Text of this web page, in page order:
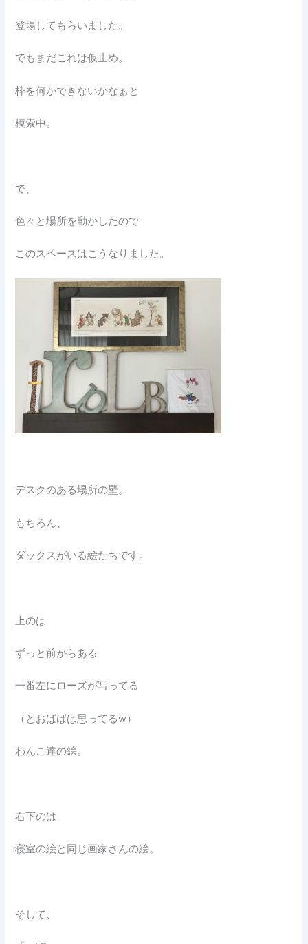
登場してもらいました。
でもまだこれは仮止め。
枠を何かできないかなぁと
模索中。
で、
色々と場所を動かしたので
このスペースはこうなりました。
デスクのある場所の壁。
もちろん、
ダックスがいる絵たちです。
上のは
ずっと前からある
一番左にローズが写ってる
（とおばばは思ってるw）
わんこ達の絵。
右下のは
寝室の絵と同じ画家さんの絵。
そして、